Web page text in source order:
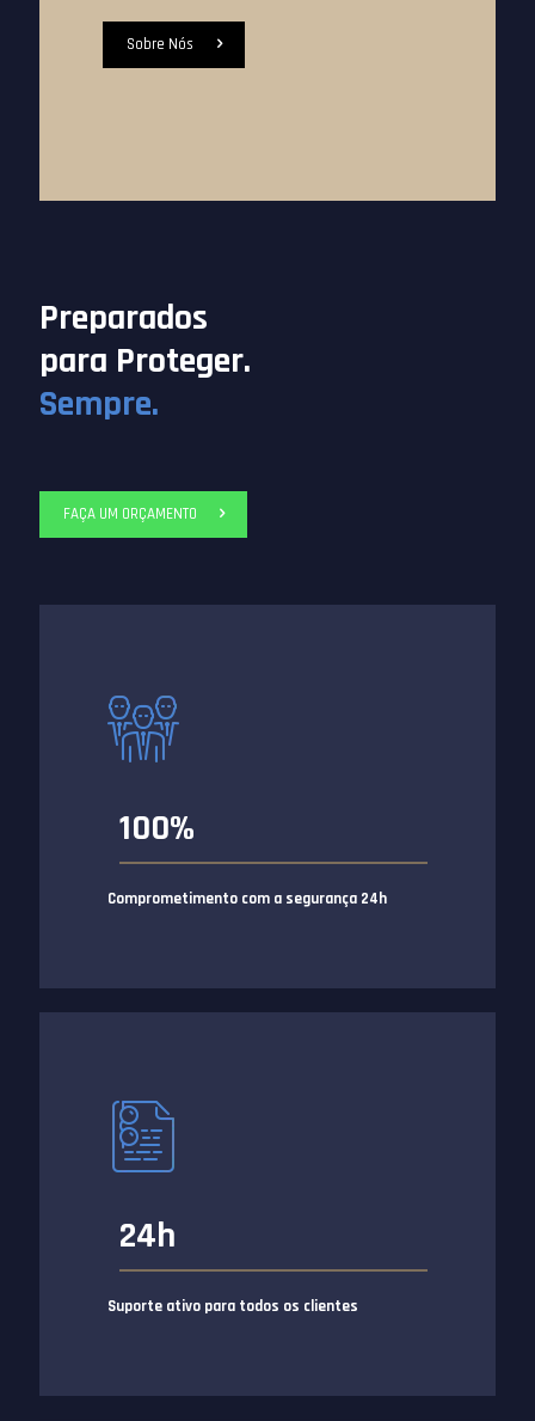
Sobre Nós
Preparados
para Proteger.
Sempre.
FAÇA UM ORÇAMENTO
100%
Comprometimento com a segurança 24h
24h
Suporte ativo para todos os clientes